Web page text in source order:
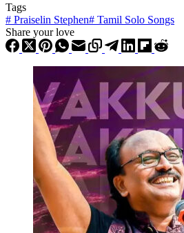
Tags
# Praiselin Stephen# Tamil Solo Songs
Share your love